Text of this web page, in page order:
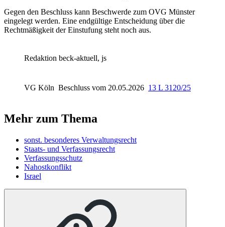
Gegen den Beschluss kann Beschwerde zum OVG Münster
eingelegt werden. Eine endgültige Entscheidung über die
Rechtmäßigkeit der Einstufung steht noch aus.
Redaktion beck-aktuell, js
VG Köln Beschluss vom 20.05.2026 13 L 3120/25
Mehr zum Thema
sonst. besonderes Verwaltungsrecht
Staats- und Verfassungsrecht
Verfassungsschutz
Nahostkonflikt
Israel